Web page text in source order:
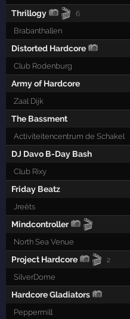
Thrillogy 🎬 6
Brabanthallen
Distorted Hardcore
Club Rodenburg
Army of Hardcore
Zaal Dijk
The Bassment
Activiteitencentrum de Schakel
DJ Davo B-Day Bash
Club Rixy
Friday Beatz
Jreëts
Mindcontroller 🎬
North Sea Venue
Project Hardcore 🎬 2
SilverDome
Hardcore Gladiators
Peppermill